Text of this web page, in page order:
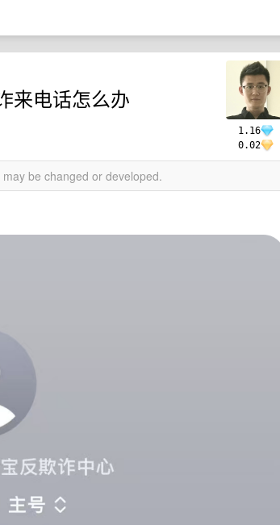
1.16
0.02
来电话怎么办
be changed or developed.